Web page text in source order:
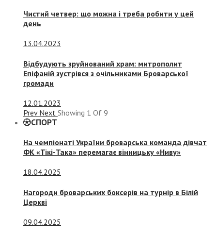
Чистий четвер: що можна і треба робити у цей
день
13.04.2023
Відбудують зруйнований храм: митрополит
Епіфаній зустрівся з очільниками Броварської
громади
12.01.2023
Prev Next Showing 1 Of 9
СПОРТ
На чемпіонаті України броварська команда дівчат
ФК «Тікі-Така» перемагає вінницьку «Ниву»
18.04.2025
Нагороди броварських боксерів на турнір в Білій
Церкві
09.04.2025